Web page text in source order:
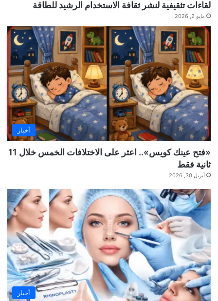
لقاءات تثقيفية لنشر ثقافة الاستخدام الرشيد للطاقة
مايو 2, 2026
أخبار
«فتح عينك كويس».. اعثر على الاختلافات الخمس خلال 11
ثانية فقط
أبريل 30, 2026
أخبار